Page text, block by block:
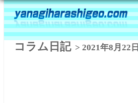
コラム日記> 2021年8月22日